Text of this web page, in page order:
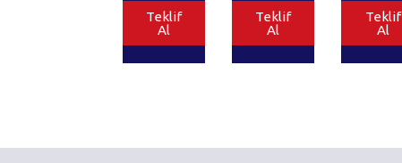
Teklif
Al
Teklif
Al
Teklif
Al